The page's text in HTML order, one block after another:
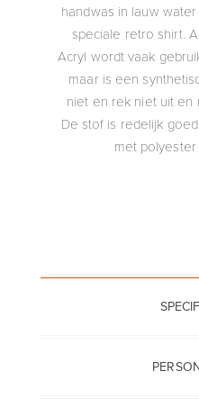
handwas in lauw
speciale retro shirt.
Acryl wordt vaak
maar is een
niet en rek niet uit en
De stof is redelijk
met